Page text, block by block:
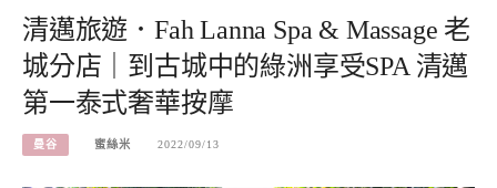
清邁旅遊．Fah Lanna Spa & Massage 老
城分店｜到古城中的綠洲享受SPA 清邁
第一泰式奢華按摩
曼谷 蜜絲米 2022/09/13